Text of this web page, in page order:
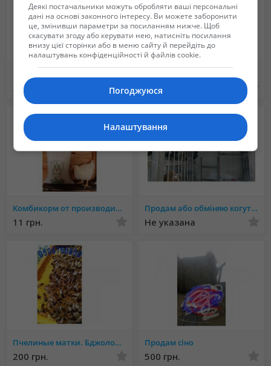
550 грн. Не указана
Комбикорм от производителя, оптом и в розницу
11 грн.
Продам або обміняю когутів на кури
Не указана
Пчелиные матки. Бджоломатки.
200 грн.
Продам сіно
500 грн.
Деякі постачальники можуть обробляти ваші персональні
дані на основі законного інтересу. Ви можете заборонити
це, змінивши параметри за посиланням нижче. Щоб
скасувати згоду або керувати нею, натисніть посилання
внизу цієї сторінки або в меню сайту й перейдіть до
налаштувань конфіденційності й файлів cookie.
Погоджуюся
Налаштування